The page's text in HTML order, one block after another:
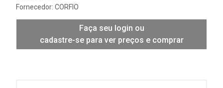
Fornecedor: CORFIO
Faça seu login ou
cadastre-se para ver preços e comprar